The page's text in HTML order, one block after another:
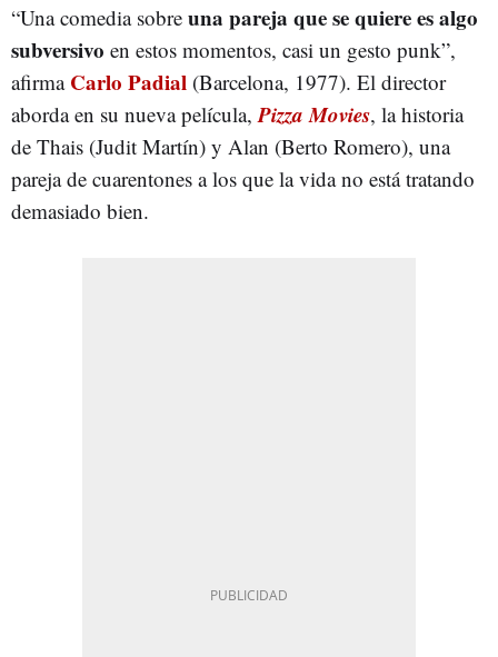
“Una comedia sobre una pareja que se quiere es algo
subversivo en estos momentos, casi un gesto punk”,
afirma Carlo Padial (Barcelona, 1977). El director
aborda en su nueva película, Pizza Movies, la historia
de Thais (Judit Martín) y Alan (Berto Romero), una
pareja de cuarentones a los que la vida no está tratando
demasiado bien.